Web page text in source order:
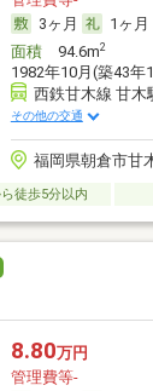
3ヶ月
1ヶ月
面積94.6m2
1982年10月(築43年
西鉄甘木線 甘木
その他の交通
福岡県朝倉市甘
徒歩5分以内
8.80万円
管理費等-